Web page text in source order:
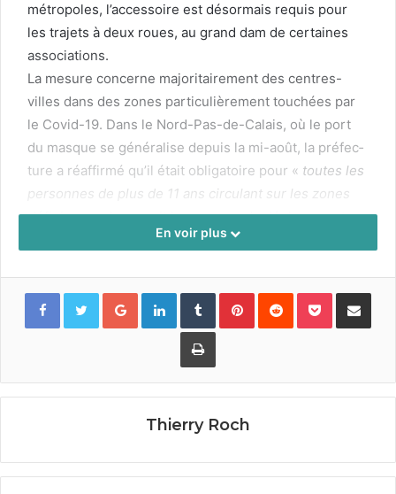
métrop­o­les, l’accessoire est désor­mais req­uis pour
les tra­jets à deux roues, au grand dam de cer­taines
asso­ci­a­tions.
La mesure con­cerne majori­taire­ment des cen­tres-
villes dans des zones par­ti­c­ulière­ment touchées par
le Covid-19. Dans le Nord-Pas-de-Calais, où le port
du masque se généralise depuis la mi-août, la pré­fec­
ture a réaf­fir­mé qu’il était oblig­a­toire pour « toutes les
per­son­nes de plus de 11 ans cir­cu­lant sur les zones
définies, quel que soit leur moyen de déplace­ment».
À Lille, plusieurs cyclistes ont déjà été con­trôlés et
la Seine-Mar­itime.
La suite à lire dansVelo Mag
En voir plus
Google+LinkedInTumblr PinterestReddit Pocket
Imprimer
Thierry Roch